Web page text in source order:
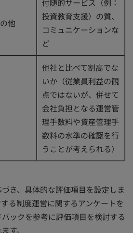
他
付随的サービス（例：
投資教育支援）の質、
コミュニケーションな
ど
他社と比べて割高でな
いか（従業員利益の観
点ではないが、併せて
会社負担となる運営管
理手数料や資産管理手
数料の水準の確認を行
うことが考えられる）
き、具体的な評価項目を設定しま
る制度運営に関するアンケートを
ックを参考に評価項目を検討する
す。